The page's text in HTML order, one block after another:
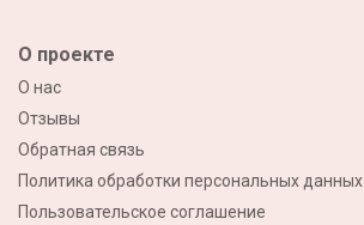
О проекте
О нас
Отзывы
Обратная связь
Политика обработки персональных данных
Пользовательское соглашение